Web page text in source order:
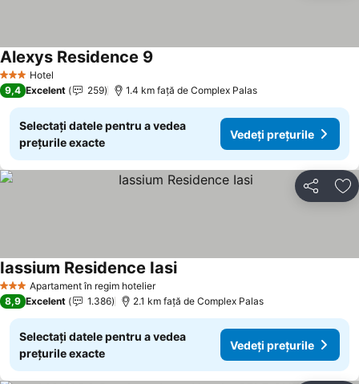
3 SteleHotel
Alexys Residence 9
9,4 Excelent 259 1.4 km faţă de Complex Palas
Selectați datele pentru a vedea
prețurile exacte
Vedeți prețurile
Distribuiți
3 SteleApartament în regim hotelier
Iassium Residence Iasi
8,9 Excelent 1.386 2.1 km faţă de Complex Palas
Selectați datele pentru a vedea
prețurile exacte
Vedeți prețurile